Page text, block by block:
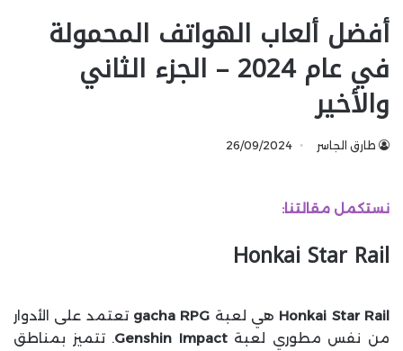
أفضل ألعاب الهواتف المحمولة
في عام 2024 – الجزء الثاني
والأخير
طارق الجاسر 26/09/2024
نستكمل مقالتنا:
Honkai Star Rail
Honkai Star Rail هي لعبة gacha RPG تعتمد على الأدوار
من نفس مطوري لعبةGenshin Impact. تتميز بمناطق